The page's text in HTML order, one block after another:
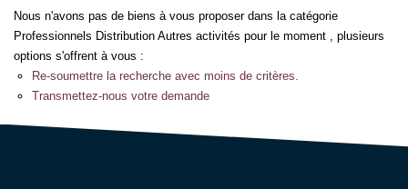
Notre Équipe
Notre Expertise
Créer une alerte
Nous n'avons pas de biens à vous proposer dans la catégorie
Professionnels Distribution Autres activités pour le moment , plusieurs
options s'offrent à vous :
Re-soumettre la recherche avec moins de critères.
Transmettez-nous votre demande